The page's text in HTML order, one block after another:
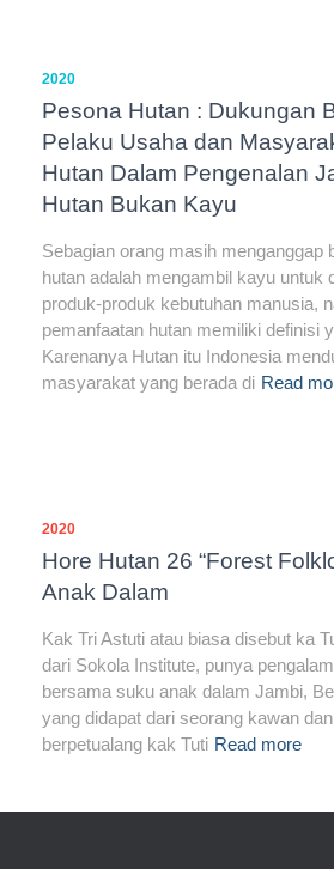
2020
Pesona Hutan : Dukungan
Pelaku Usaha dan
Hutan Dalam Pengenalan
Hutan Bukan Kayu
Sebagian orang masih menganggap
hutan adalah mengambil kayu untuk
produk-produk kebutuhan manusia,
pemanfaatan hutan memiliki definisi
Karenanya Hutan itu Indonesia
masyarakat yang berada di Read
2020
Hore Hutan 26 “Forest
Anak Dalam
Kak Tri Astuti atau biasa disebut ka
dari Sokola Institute, punya
bersama suku anak dalam Jambi,
yang didapat dari seorang kawan
berpetualang kak Tuti Read more